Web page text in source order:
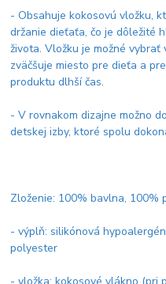
- Obsahuje kokosovú vložku,
držanie dieťaťa, čo je dôležité
života. Vložku je možné vybrať
zväčšuje miesto pre dieťa a
produktu dlhší čas.
- V rovnakom dizajne možno
detskej izby, ktoré spolu
Zloženie: 100% bavlna, 100%
- výplň: silikónová
polyester